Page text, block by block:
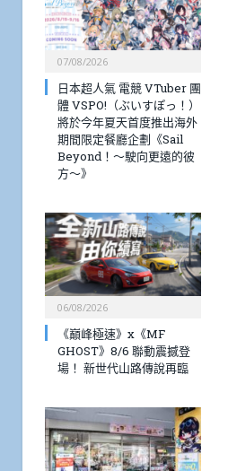
07/08/2026
日本超人氣 電競 VTuber 團
體 VSPO!（ぶいすぽっ！）
將於今年夏天首度推出海外
期間限定餐廳企劃《Sail
Beyond！～駛向更遠的彼
方～》
06/08/2026
《巔峰極速》x《MF
GHOST》8/6 聯動震撼登
場！ 新世代山路傳說再臨